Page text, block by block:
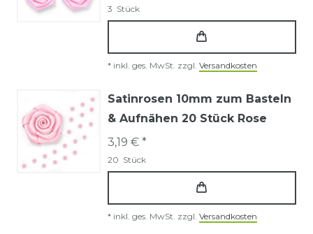
3 Stück
* inkl. ges. MwSt. zzgl. Versandkosten
Satinrosen 10mm zum Basteln
& Aufnähen 20 Stück Rose
3,19 € *
20 Stück
* inkl. ges. MwSt. zzgl. Versandkosten